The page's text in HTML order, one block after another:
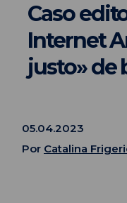
Caso
Internet
justo» de
05.04.2023
Por Catalina